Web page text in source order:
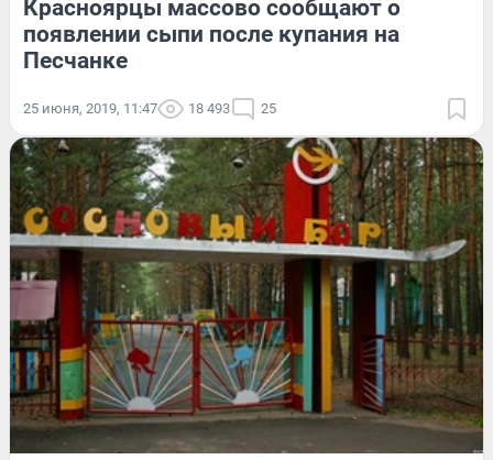
Красноярцы массово сообщают о
появлении сыпи после купания на
Песчанке
25 июня, 2019, 11:47 18 493 25